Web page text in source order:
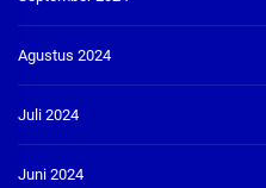
Agustus 2024
Juli 2024
Juni 2024